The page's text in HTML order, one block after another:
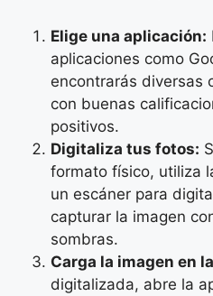
Elige una aplicación:
aplicaciones como
encontrarás diversas
con buenas
positivos.
Digitaliza tus fotos:
formato físico, utiliza
un escáner para
capturar la imagen
sombras.
Carga la imagen en
digitalizada, abre la